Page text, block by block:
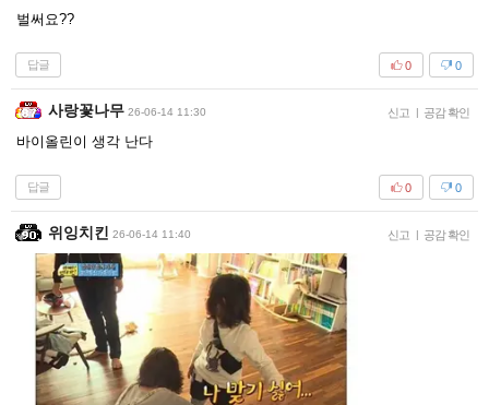
벌써요??
답글 0
0
사랑꽃나무 26-06-14 11:30 신고 공감 확인
바이올린이 생각 난다
답글 0
0
위잉치킨 26-06-14 11:40 신고 공감 확인